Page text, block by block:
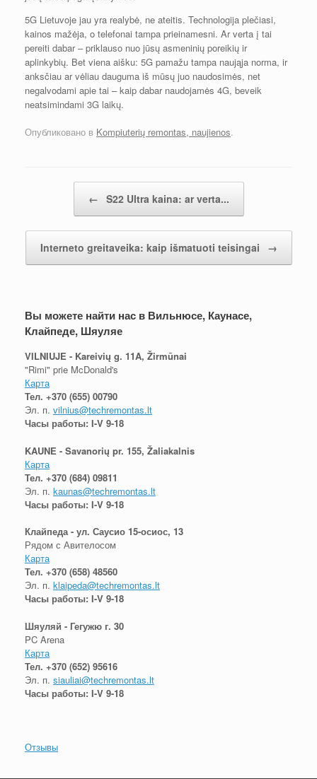
5G Lietuvoje jau yra realybė, ne ateitis. Technologija plečiasi,
kainos mažėja, o telefonai tampa prieinamesni. Ar verta į tai
pereiti dabar – priklauso nuo jūsų asmeninių poreikių ir
aplinkybių. Bet viena aišku: 5G pamažu tampa naująja norma, ir
anksčiau ar vėliau dauguma iš mūsų juo naudosimės, net
negalvodami apie tai – kaip dabar naudojamės 4G, beveik
neatsimindami 3G laikų.
Опубликовано в Kompiuterių remontas, naujienos.
← S22 Ultra kaina: ar verta...
Interneto greitaveika: kaip išmatuoti teisingai →
Вы можете найти нас в Вильнюсе, Каунасе,
Клайпеде, Шяуляе
VILNIUJE - Kareivių g. 11A, Žirmūnai
"Rimi" prie McDonald's
Карта
Тел. +370 (655) 00790
Эл. п. vilnius@techremontas.lt
Часы работы: I-V 9-18
KAUNE - Savanorių pr. 155, Žaliakalnis
Карта
Тел. +370 (684) 09811
Эл. п. kaunas@techremontas.lt
Часы работы: I-V 9-18
Клайпеда - ул. Саусио 15-осиос, 13
Рядом с Авителосом
Карта
Тел. +370 (658) 48560
Эл. п. klaipeda@techremontas.lt
Часы работы: I-V 9-18
Шяуляй - Гегужю г. 30
PC Arena
Карта
Тел. +370 (652) 95616
Эл. п. siauliai@techremontas.lt
Часы работы: I-V 9-18
Отзывы